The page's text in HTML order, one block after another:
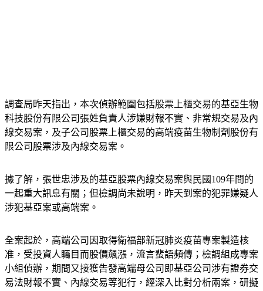
調查局昨天指出，本次偵辦範圍包括股票上櫃交易的基亞生物
科技股份有限公司張姓負責人涉嫌財報不實、非常規交易及內
線交易案，及子公司股票上櫃交易的高端疫苗生物制劑股份有
限公司股票涉及內線交易案。
據了解，張世忠涉及的基亞股票內線交易案與民國109年間的
一起重大訊息有關；但檢調尚未說明，昨天到案的犯罪嫌疑人
涉犯基亞案或高端案。
全案起於，高端公司因取得衛福部新冠肺炎疫苗專案製造核
准，受投資人矚目而股價飆漲，流言蜚語頻傳；檢調組成專案
小組偵辦，期間又接獲告發高端母公司即基亞公司涉有證券交
易法財報不實、內線交易等犯行，經深入比對分析兩案，研擬